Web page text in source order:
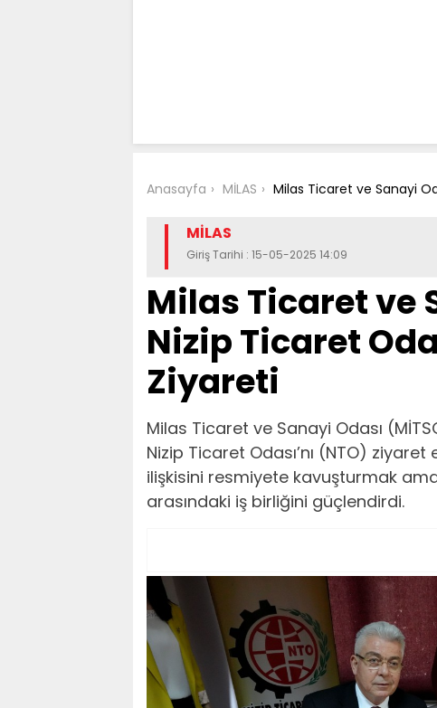
Anasayfa MİLAS Milas Ticaret ve Sanayi
MİLAS
Giriş Tarihi : 15-05-2025 14:09
Milas Ticaret ve
Nizip Ticaret
Ziyareti
Milas Ticaret ve Sanayi Odası
Nizip Ticaret Odası’nı (NTO)
ilişkisini resmiyete kavuşturmak
arasındaki iş birliğini güçlendirdi.